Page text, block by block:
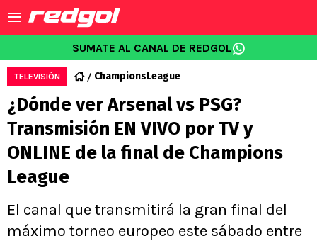
SUMATE AL CANAL DE REDGOL
TELEVISIÓN ChampionsLeague
¿Dónde ver Arsenal vs PSG?
Transmisión EN VIVO por TV y
ONLINE de la final de Champions
League
El canal que transmitirá la gran final del
máximo torneo europeo este sábado entre